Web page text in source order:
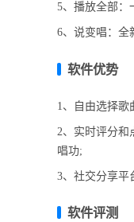
5、播放全部：
6、说变唱：全
软件优势
1、自由选择歌
2、实时评分和
唱功;
3、社交分享平
软件评测